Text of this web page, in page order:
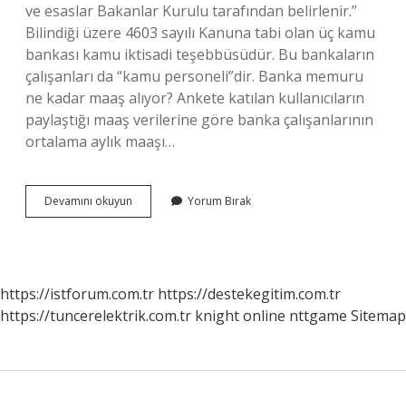
ve esaslar Bakanlar Kurulu tarafından belirlenir.”
Bilindiği üzere 4603 sayılı Kanuna tabi olan üç kamu
bankası kamu iktisadi teşebbüsüdür. Bu bankaların
çalışanları da “kamu personeli”dir. Banka memuru
ne kadar maaş alıyor? Ankete katılan kullanıcıların
paylaştığı maaş verilerine göre banka çalışanlarının
ortalama aylık maaşı…
Devamını okuyun Bankacılar
Devlet
Yorum Bırak
https://istforum.com.tr https://destekegitim.com.tr
https://tuncerelektrik.com.tr knight online nttgame Sitemap